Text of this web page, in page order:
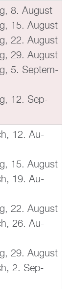
8. Au­gust
15. Au­gust
22. Au­gust
29. Au­gust
5. Sep­tem­
12. Sep­
12. Au­
15. Au­gust
19. Au­
22. Au­gust
26. Au­
29. Au­gust
2. Sep­